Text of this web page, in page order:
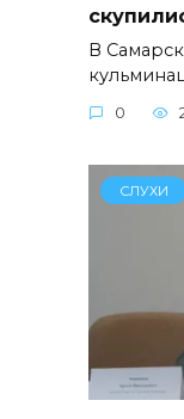
В
0
СЛУХИ